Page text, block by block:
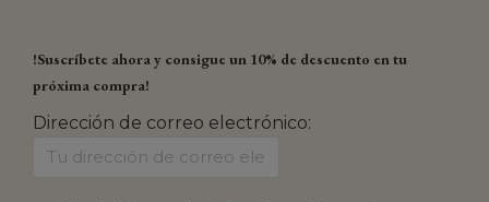
!Suscríbete ahora y consigue un 10% de descuento en tu
próxima compra!
Dirección de correo electrónico: